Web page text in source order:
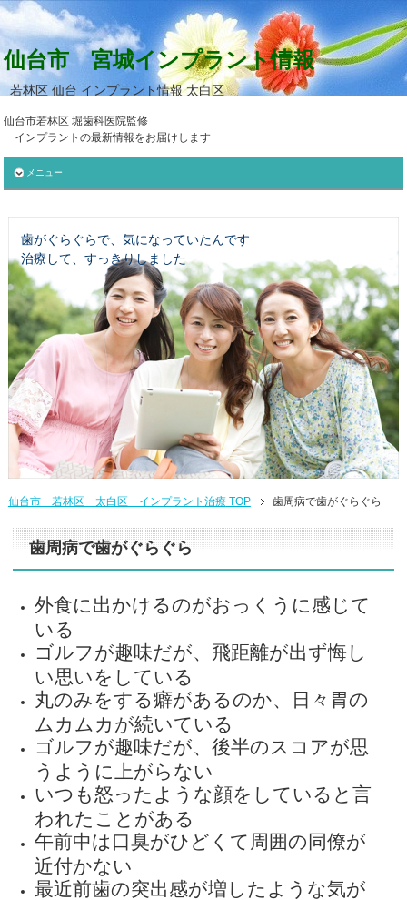
仙台市 宮城インプラント情報
若林区 仙台 インプラント情報 太白区
仙台市若林区 堀歯科医院監修
インプラントの最新情報をお届けします
メニュー
歯がぐらぐらで、気になっていたんです
治療して、すっきりしました
仙台市 若林区 太白区 インプラント治療TOP 歯周病で歯がぐらぐら
歯周病で歯がぐらぐら
外食に出かけるのがおっくうに感じて
いる
ゴルフが趣味だが、飛距離が出ず悔し
い思いをしている
丸のみをする癖があるのか、日々胃の
ムカムカが続いている
ゴルフが趣味だが、後半のスコアが思
うように上がらない
いつも怒ったような顔をしていると言
われたことがある
午前中は口臭がひどくて周囲の同僚が
近付かない
最近前歯の突出感が増したような気が